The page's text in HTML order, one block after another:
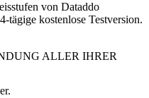
von Dataddo
tägige kostenlose Testversion.
ALLER IHRER